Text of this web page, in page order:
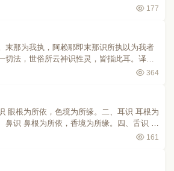
之现行，亦谓之现行法，谓从阿赖耶识种
法之功能，而谓之种子..
177
末那为我执，阿赖耶即末那识所执以为我者
切法，世俗所云神识性灵，皆指此耳。译曰
子故。是为有漏无漏一切有为法之根本，恒
之义，与藏同意。又..
364
眼根为所依，色境为所缘。二、耳识 耳根为
鼻识 鼻根为所依，香境为所缘。四、舌识 舌
五、身识 身根为所依，触境为所缘。六、意
161